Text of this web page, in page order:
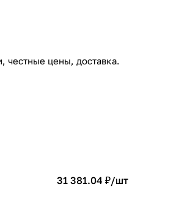
честные цены, доставка.
31 381.04 ₽/шт